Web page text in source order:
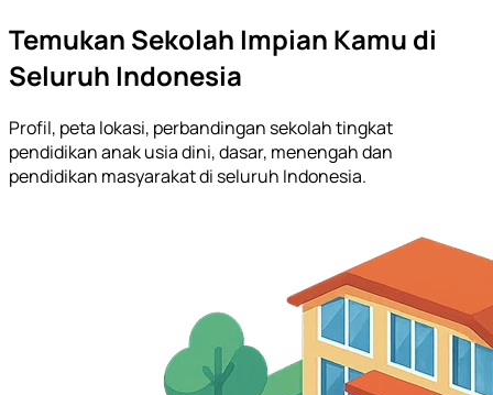
Temukan Sekolah Impian Kamu di
Seluruh Indonesia
Profil, peta lokasi, perbandingan sekolah tingkat
pendidikan anak usia dini, dasar, menengah dan
pendidikan masyarakat di seluruh Indonesia.